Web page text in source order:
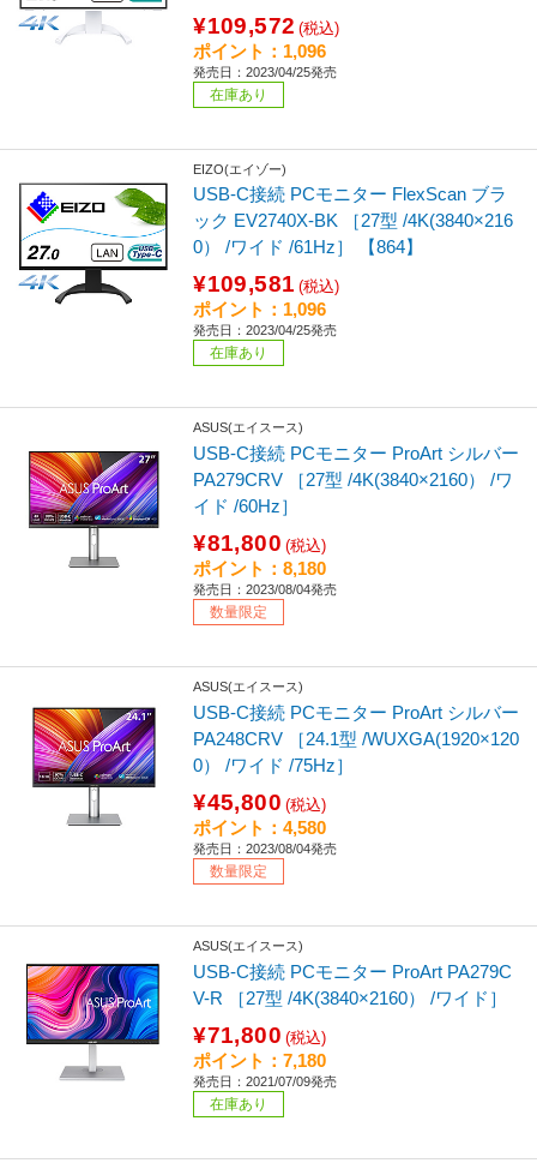
¥109,572 (税込)
ポイント：1,096
発売日：2023/04/25発売
在庫あり
EIZO(エイゾー)
USB-C接続 PCモニター FlexScan ブラ
ック EV2740X-BK ［27型 /4K(3840×216
0） /ワイド /61Hz］ 【864】
¥109,581 (税込)
ポイント：1,096
発売日：2023/04/25発売
在庫あり
ASUS(エイスース)
USB-C接続 PCモニター ProArt シルバー
PA279CRV ［27型 /4K(3840×2160） /ワ
イド /60Hz］
¥81,800 (税込)
ポイント：8,180
発売日：2023/08/04発売
数量限定
ASUS(エイスース)
USB-C接続 PCモニター ProArt シルバー
PA248CRV ［24.1型 /WUXGA(1920×120
0） /ワイド /75Hz］
¥45,800 (税込)
ポイント：4,580
発売日：2023/08/04発売
数量限定
ASUS(エイスース)
USB-C接続 PCモニター ProArt PA279C
V-R ［27型 /4K(3840×2160） /ワイド］
¥71,800 (税込)
ポイント：7,180
発売日：2021/07/09発売
在庫あり